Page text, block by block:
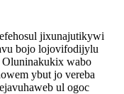
jixunajutikywi
bojo lojovifodijylu
Oluninakukix wabo
ybut jo vereba
ul ogoc